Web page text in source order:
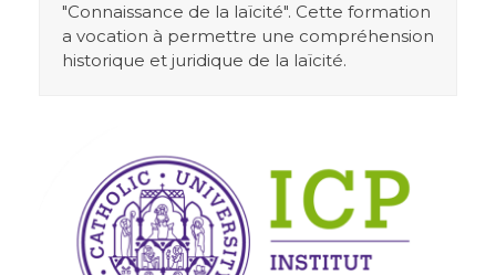
"Connaissance de la laïcité". Cette formation
a vocation à permettre une compréhension
historique et juridique de la laïcité.